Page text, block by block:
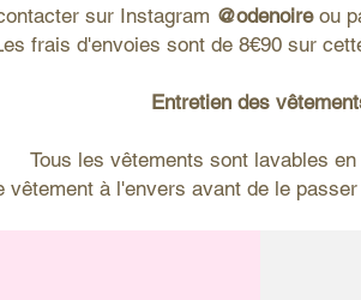
sur Instagram @odenoireou
frais d'envoies sont de 8€90 sur
Entretien des
Tous les vêtements sont lavables en
vêtement à l'envers avant de le